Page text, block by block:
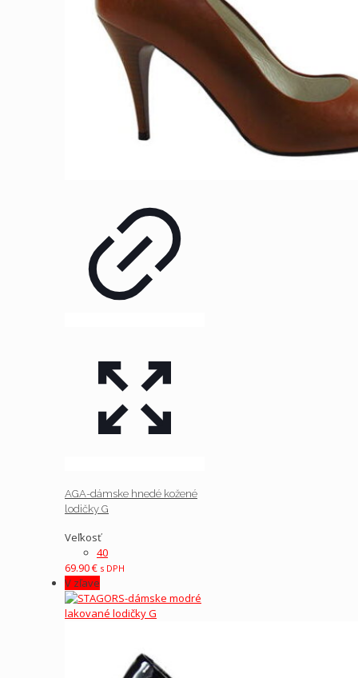
AGA-dámske hnedé kožené
lodičky G
Veľkosť
40
69.90€ s DPH
V zľave